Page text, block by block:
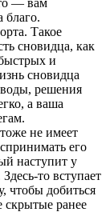
благо.
Такое
сновидца, как
и
сновидца
воды, решения
а ваша
не имеет
его
наступит у
то вступает
чтобы добиться
скрытые ранее